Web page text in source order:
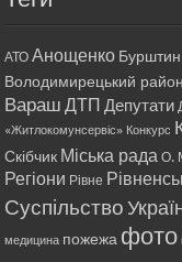
АТО Анощенко Бурштин
Володимирецький район
Вараш ДТП Депутати
«Житлокомунсервіс» Конкурс
Скібчик Міська рада О.
Регіони Рівне
Суспільство
медицина пожежа фото